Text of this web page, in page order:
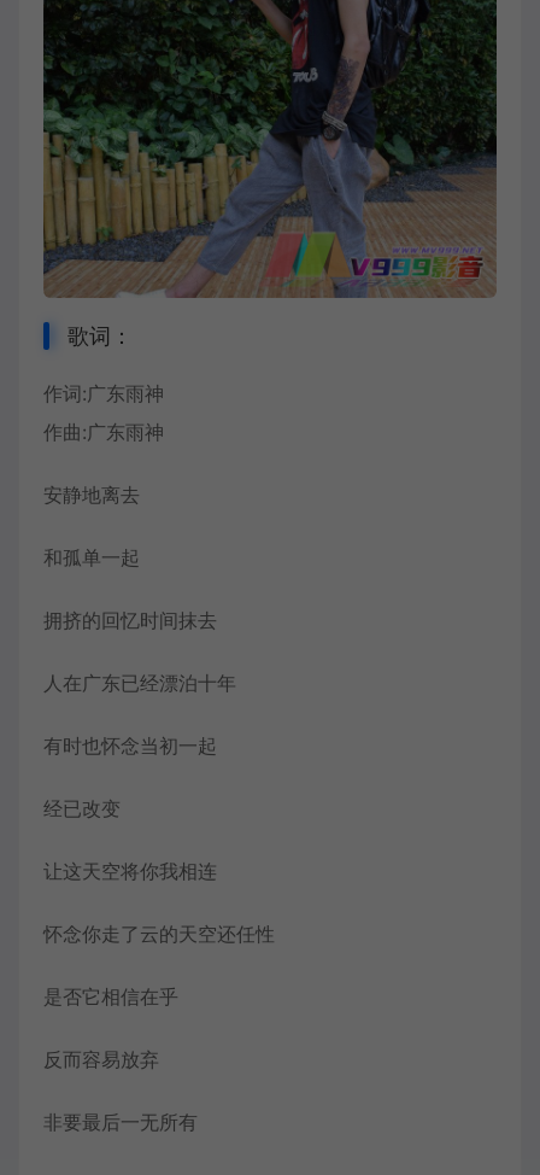
歌词：
作词:广东雨神
作曲:广东雨神
安静地离去
和孤单一起
拥挤的回忆时间抹去
人在广东已经漂泊十年
有时也怀念当初一起
经已改变
让这天空将你我相连
怀念你走了云的天空还任性
是否它相信在乎
反而容易放弃
非要最后一无所有